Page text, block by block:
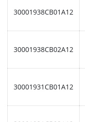
30001938CB01A12
30001938CB02A12
30001931CB01A12